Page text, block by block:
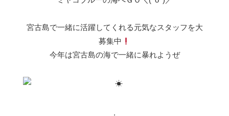
宮古島で一緒に活躍してくれる元気なスタッフを大
募集中
今年は宮古島の海で一緒に暴れようぜ
.